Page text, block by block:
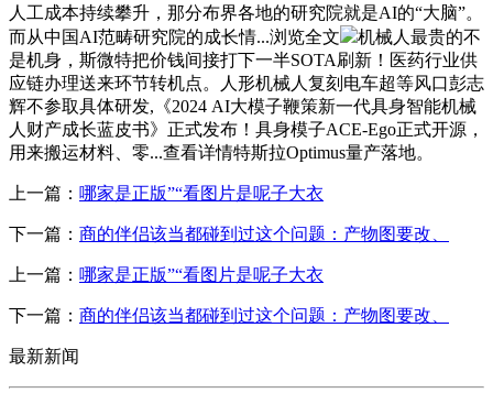
人工成本持续攀升，那分布界各地的研究院就是AI的“大脑”。
而从中国AI范畴研究院的成长情...浏览全文
机械人最贵的不
是机身，斯微特把价钱间接打下一半SOTA刷新！医药行业供
应链办理送来环节转机点。人形机械人复刻电车超等风口彭志
辉不参取具体研发,《2024 AI大模子鞭策新一代具身智能机械
人财产成长蓝皮书》正式发布！具身模子ACE-Ego正式开源，
用来搬运材料、零...查看详情特斯拉Optimus量产落地。
上一篇： 哪家是正版”“看图片是呢子大衣
下一篇： 商的伴侣该当都碰到过这个问题：产物图要改、
上一篇： 哪家是正版”“看图片是呢子大衣
下一篇： 商的伴侣该当都碰到过这个问题：产物图要改、
最新新闻